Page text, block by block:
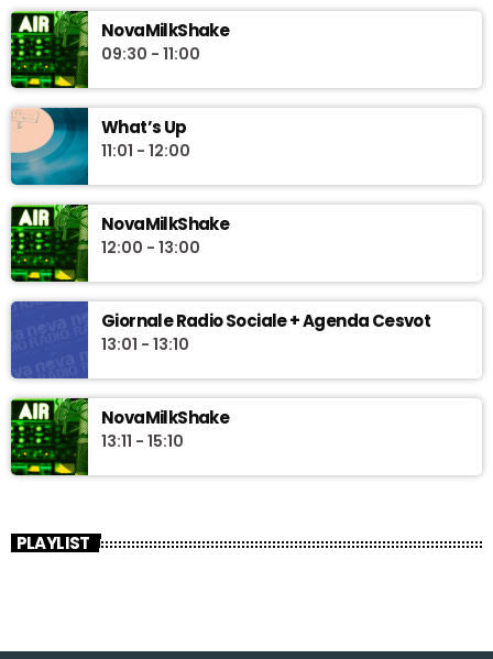
"News Box" uno sguardo quotidiano sull'attualità con
approfondimenti e interviste a cura della redazione giornalistica
di Novaradio. In conduzione Riccardo Pinzauti.
NovaMilkShake
09:30 - 11:00
What’s Up
11:01 - 12:00
NovaMilkShake
12:00 - 13:00
Giornale Radio Sociale + Agenda Cesvot
13:01 - 13:10
NovaMilkShake
13:11 - 15:10
PLAYLIST